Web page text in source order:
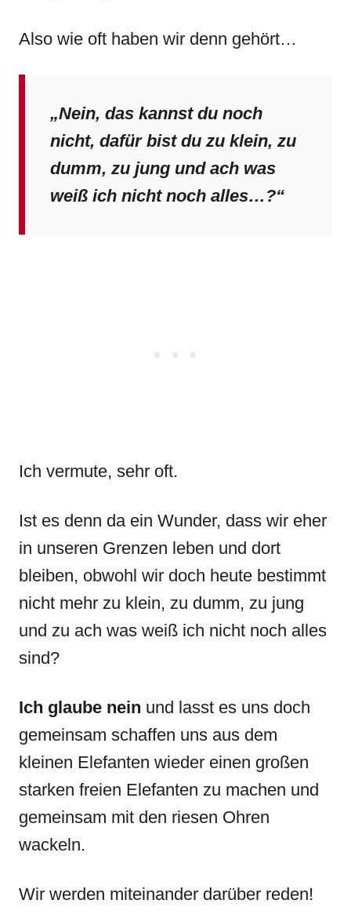
Also wie oft haben wir denn gehört…
„Nein, das kannst du noch
nicht, dafür bist du zu klein, zu
dumm, zu jung und ach was
weiß ich nicht noch alles…?“
Ich vermute, sehr oft.
Ist es denn da ein Wunder, dass wir eher
in unseren Grenzen leben und dort
bleiben, obwohl wir doch heute bestimmt
nicht mehr zu klein, zu dumm, zu jung
und zu ach was weiß ich nicht noch alles
sind?
Ich glaube nein und lasst es uns doch
gemeinsam schaffen uns aus dem
kleinen Elefanten wieder einen großen
starken freien Elefanten zu machen und
gemeinsam mit den riesen Ohren
wackeln.
Wir werden miteinander darüber reden!